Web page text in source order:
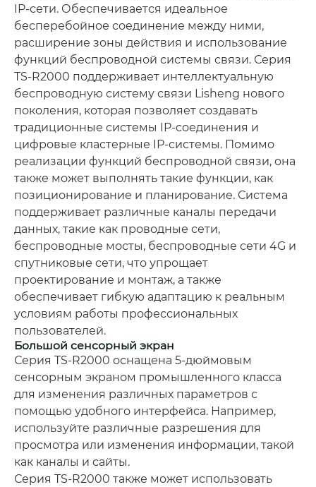
IP-сети. Обеспечивается идеальное
бесперебойное соединение между ними,
расширение зоны действия и использование
функций беспроводной системы связи. Серия
TS-R2000 поддерживает интеллектуальную
беспроводную систему связи Lisheng нового
поколения, которая позволяет создавать
традиционные системы IP-соединения и
цифровые кластерные IP-системы. Помимо
реализации функций беспроводной связи, она
также может выполнять такие функции, как
позиционирование и планирование. Система
поддерживает различные каналы передачи
данных, такие как проводные сети,
беспроводные мосты, беспроводные сети 4G и
спутниковые сети, что упрощает
проектирование и монтаж, а также
обеспечивает гибкую адаптацию к реальным
условиям работы профессиональных
пользователей.
Большой сенсорный экран
Серия TS-R2000 оснащена 5-дюймовым
сенсорным экраном промышленного класса
для изменения различных параметров с
помощью удобного интерфейса. Например,
используйте различные разрешения для
просмотра или изменения информации, такой
как каналы и сайты.
Серия TS-R2000 также может использовать